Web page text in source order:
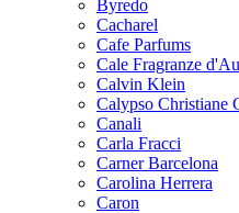
Byredo
Cacharel
Cafe Parfums
Cale Fragranze
Calvin Klein
Calypso Christiane
Canali
Carla Fracci
Carner Barcelona
Carolina Herrera
Caron